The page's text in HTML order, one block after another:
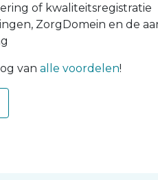
of kwaliteitsregistratie
ZorgDomein en de
van alle voordelen!